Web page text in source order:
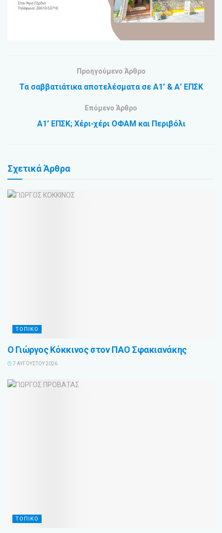
Προηγούμενο Άρθρο
Τα σαββατιάτικα αποτελέσματα σε Α1’ & Α’ ΕΠΣΚ
Επόμενο Άρθρο
Α1’ ΕΠΣΚ; Χέρι-χέρι ΟΦΑΜ και Περιβόλι
ΣχετικάΆρθρα
ΤΟΠΙΚΟ
Ο Γιώργος Κόκκινος στον ΠΑΟ Σφακιανάκης
7 ΑΥΓΟΎΣΤΟΥ 2026
ΤΟΠΙΚΟ